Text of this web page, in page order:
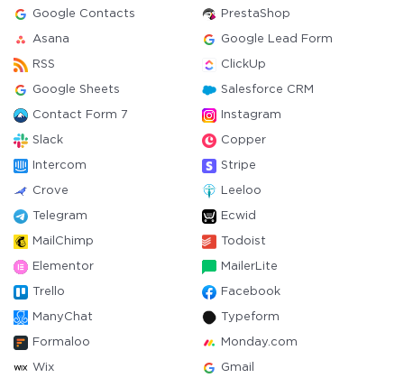
Google Contacts PrestaShop
Asana Google Lead Form
RSS ClickUp
Google Sheets Salesforce CRM
Contact Form 7 Instagram
Slack Copper
Intercom Stripe
Crove Leeloo
Telegram Ecwid
MailChimp Todoist
Elementor MailerLite
Trello Facebook
ManyChat Typeform
Formaloo Monday.com
Wix Gmail